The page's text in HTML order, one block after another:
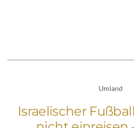
Umland
Israelischer